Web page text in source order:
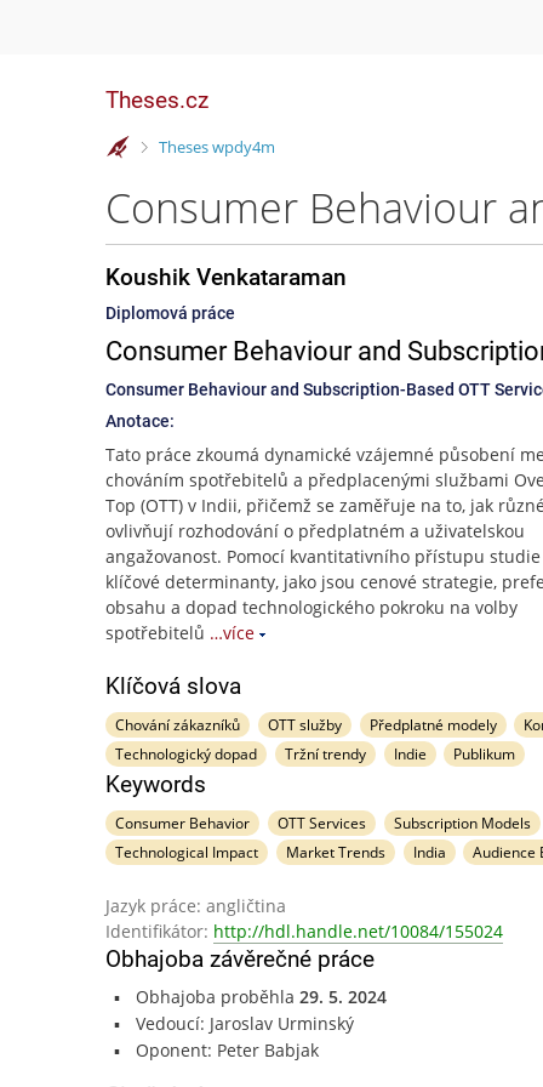
Theses.cz
>
Theses wpdy4m
Koushik Venkataraman
Diplomová práce
Consumer Behaviour and
Consumer Behaviour and Subscription-Based OTT
Anotace:
Tato práce zkoumá dynamické vzájemné působení
chováním spotřebitelů a předplacenými službami
Top (OTT) v Indii, přičemž se zaměřuje na to, jak
ovlivňují rozhodování o předplatném a uživatelskou
angažovanost. Pomocí kvantitativního přístupu studie
klíčové determinanty, jako jsou cenové strategie,
obsahu a dopad technologického pokroku na volby
spotřebitelů …více
Klíčová slova
Chování zákazníků OTT služby Předplatné modely
Technologický dopad
Tržní trendy Indie Publikum
Keywords
Consumer Behavior OTT Services Subscription Models
Technological Impact
Market Trends India Audience
Jazyk práce: angličtina
Identifikátor: http://hdl.handle.net/10084/155024
Obhajoba závěrečné práce
Obhajoba proběhla 29. 5. 2024
Vedoucí: Jaroslav Urminský
Oponent: Peter Babjak